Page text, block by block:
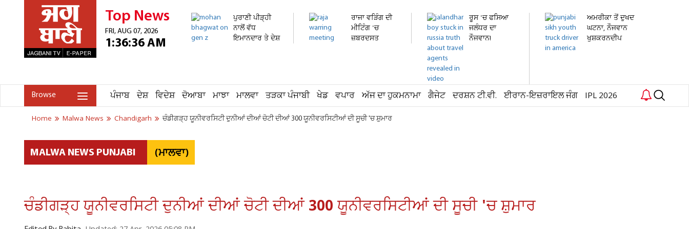
Top News
FRI, AUG 07, 2026
1:36:36 AM
ਪੁਰਾਣੀ ਪੀੜ੍ਹੀ
ਨਾਲੋਂ ਵੱਧ
ਇਮਾਨਦਾਰ ਤੇ ਦੇਸ਼
ਰਾਜਾ ਵੜਿੰਗ ਦੀ
ਮੀਟਿੰਗ 'ਚ
ਜ਼ਬਰਦਸਤ
ਰੂਸ 'ਚ ਫਸਿਆ
ਜਲੰਧਰ ਦਾ
ਨੌਜਵਾਨ!
ਅਮਰੀਕਾ ਤੋਂ ਦੁਖਦ
ਘਟਨਾ, ਨੌਜਵਾਨ
ਖੁਸ਼ਕਰਨਦੀਪ
Browse ਪੰਜਾਬ ਦੇਸ਼ ਵਿਦੇਸ਼ ਦੋਆਬਾ ਮਾਝਾ ਮਾਲਵਾ ਤੜਕਾ ਪੰਜਾਬੀ ਖੇਡ ਵਪਾਰ ਅੱਜ ਦਾ ਹੁਕਮਨਾਮਾ ਗੈਜੇਟ ਦਰਸ਼ਨ ਟੀ.ਵੀ. ਈਰਾਨ-ਇਜ਼ਰਾਇਲ ਜੰਗ IPL 2026
Home Malwa News Chandigarh ਚੰਡੀਗੜ੍ਹ ਯੂਨੀਵਰਸਿਟੀ ਦੁਨੀਆਂ ਦੀਆਂ ਚੋਟੀ ਦੀਆਂ 300 ਯੂਨੀਵਰਸਿਟੀਆਂ ਦੀ ਸੂਚੀ 'ਚ ਸ਼ੁਮਾਰ
MALWA NEWS PUNJABI (ਮਾਲਵਾ)
ਚੰਡੀਗੜ੍ਹ ਯੂਨੀਵਰਸਿਟੀ ਦੁਨੀਆਂ ਦੀਆਂ ਚੋਟੀ ਦੀਆਂ 300 ਯੂਨੀਵਰਸਿਟੀਆਂ ਦੀ ਸੂਚੀ 'ਚ ਸ਼ੁਮਾਰ